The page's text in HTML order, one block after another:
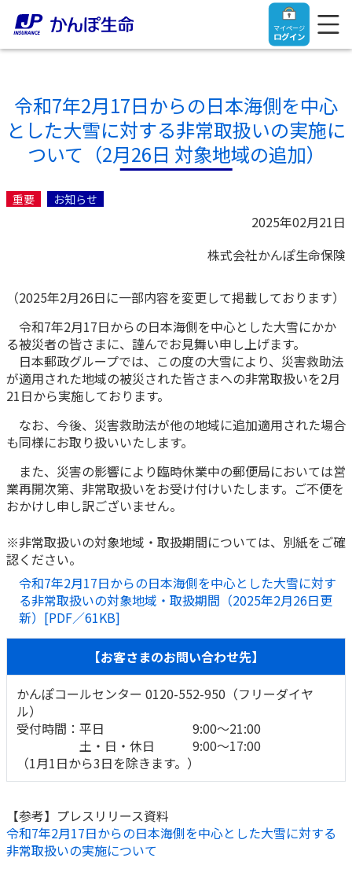
マイページ
ログイン
トップ
ご契約者さま
入院保険金・手術保険金のご請求
お手続き一覧
きっかけ・できごとから探す
マイページでできること
新規登録
ログイン
お客さまに関する情報等の確認の取り組み
各種サービス・お知らせ
かんぽプラチナライフサービス
終身保険
養老保険
定期保険
長寿支援保険
お見積りシミュレーション
資料請求
保険の探し方のポイント
保険かんたん診断
これからのライフイベントでかかる費用とは？
ご契約手続きの流れ
保険用語集
【まずはご相談ください】企業経営でお悩みの方はこ
ちら
法人のお客さま向け商品一覧
目的から探す
お役立ち情報
かんぽ生命の団体取扱い
法人向け資料請求
お問い合わせ先
お役立ち情報
かんぽのLifeサポートナビ
医療
お金
子育て
ライフプラン
健康情報
かんぽアプリ～かんぽの健康と安心を手のひらに～
かんぽ生命について
かんぽ生命について
経営理念・経営戦略
会社概要
財務情報
株主・投資家のみなさまへ
日本郵政グループとしての取り組み
採用情報
CM・オウンドメディア／ソーシャルメディア
よくあるご質問
お問い合わせ
株主・投資家のみなさまへ
採用情報
令和7年2月17日からの日本海側を中心
とした大雪に対する非常取扱いの実施に
ついて（2月26日 対象地域の追加）
重要 お知らせ
2025年02月21日
株式会社かんぽ生命保険
（2025年2月26日に一部内容を変更して掲載しております）
令和7年2月17日からの日本海側を中心とした大雪にかか
る被災者の皆さまに、謹んでお見舞い申し上げます。
日本郵政グループでは、この度の大雪により、災害救助法
が適用された地域の被災された皆さまへの非常取扱いを2月
21日から実施しております。
なお、今後、災害救助法が他の地域に追加適用された場合
も同様にお取り扱いいたします。
また、災害の影響により臨時休業中の郵便局においては営
業再開次第、非常取扱いをお受け付けいたします。ご不便を
おかけし申し訳ございません。
※非常取扱いの対象地域・取扱期間については、別紙をご確
認ください。
令和7年2月17日からの日本海側を中心とした大雪に対す
る非常取扱いの対象地域・取扱期間（2025年2月26日更
新）[PDF／61KB]
【お客さまのお問い合わせ先】
かんぽコールセンター 0120-552-950（フリーダイヤ
ル）
受付時間：平日 9:00～21:00
土・日・休日 9:00～17:00
（1月1日から3日を除きます。）
【参考】プレスリリース資料
令和7年2月17日からの日本海側を中心とした大雪に対する
非常取扱いの実施について